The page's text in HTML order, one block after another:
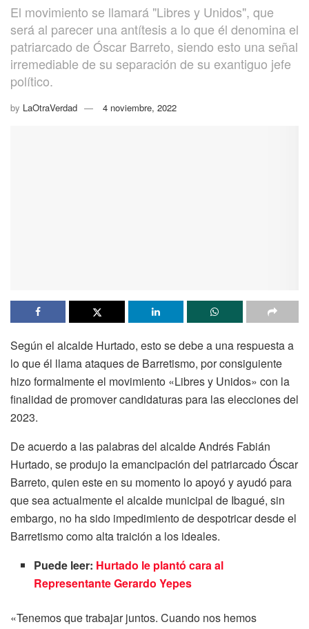
El movimiento se llamará "Libres y Unidos", que
será al parecer una antítesis a lo que él denomina el
patriarcado de Óscar Barreto, siendo esto una señal
irremediable de su separación de su exantiguo jefe
político.
by LaOtraVerdad 4 noviembre, 2022
Según el alcalde Hurtado, esto se debe a una respuesta a
lo que él llama ataques de Barretismo, por consiguiente
hizo formalmente el movimiento «Libres y Unidos» con la
finalidad de promover candidaturas para las elecciones del
2023.
De acuerdo a las palabras del alcalde Andrés Fabián
Hurtado, se produjo la emancipación del patriarcado Óscar
Barreto, quien este en su momento lo apoyó y ayudó para
que sea actualmente el alcalde municipal de Ibagué, sin
embargo, no ha sido impedimiento de despotricar desde el
Barretismo como alta traición a los ideales.
Puede leer: Hurtado le plantó cara al
Representante Gerardo Yepes
«Tenemos que trabajar juntos. Cuando nos hemos